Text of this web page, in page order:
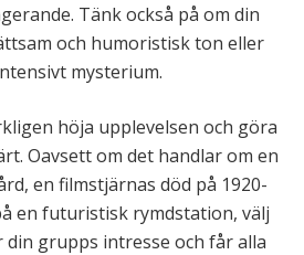
Tänk också på om din
och humoristisk ton eller
mysterium.
höja upplevelsen och göra
Oavsett om det handlar om en
en filmstjärnas död på 1920-
en futuristisk rymdstation, välj
grupps intresse och får alla